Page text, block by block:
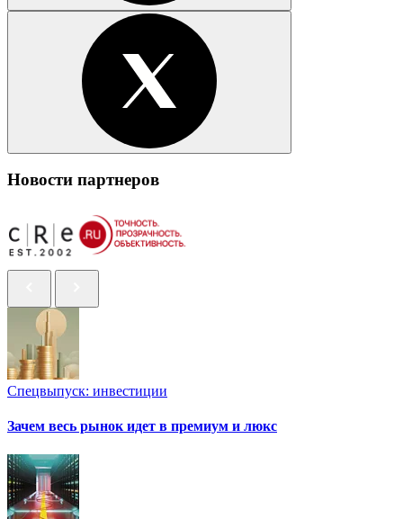
Новости партнеров
Спецвыпуск: инвестиции
Зачем весь рынок идет в премиум и люкс